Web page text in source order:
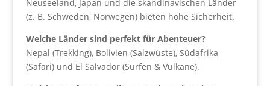
Neuseeland, Japan und die skandinavischen Länder
(z. B. Schweden, Norwegen) bieten hohe Sicherheit.
Welche Länder sind perfekt für Abenteuer?
Nepal (Trekking), Bolivien (Salzwüste), Südafrika
(Safari) und El Salvador (Surfen & Vulkane).